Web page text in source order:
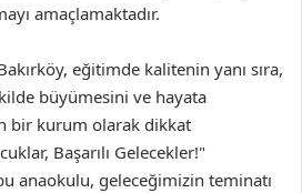
amaçlamaktadır.
eğitimde kalitenin yanı sıra,
büyümesini ve hayata
bir kurum olarak dikkat
Başarılı Gelecekler!"
anaokulu, geleceğimizin teminatı